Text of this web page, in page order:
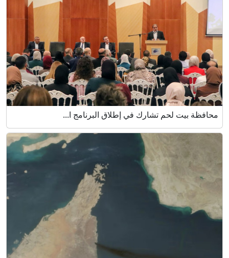
محافظة بيت لحم تشارك في إطلاق البرنامج ا...